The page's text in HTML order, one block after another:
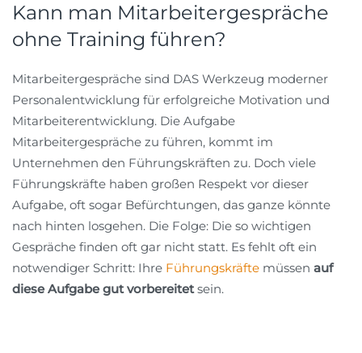
Kann man Mitarbeitergespräche
ohne Training führen?
Mitarbeitergespräche sind DAS Werkzeug moderner
Personalentwicklung für erfolgreiche Motivation und
Mitarbeiterentwicklung. Die Aufgabe
Mitarbeitergespräche zu führen, kommt im
Unternehmen den Führungskräften zu. Doch viele
Führungskräfte haben großen Respekt vor dieser
Aufgabe, oft sogar Befürchtungen, das ganze könnte
nach hinten losgehen. Die Folge: Die so wichtigen
Gespräche finden oft gar nicht statt. Es fehlt oft ein
notwendiger Schritt: Ihre Führungskräfte müssen auf
diese Aufgabe gut vorbereitetsein.